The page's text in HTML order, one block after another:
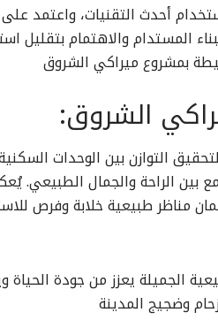
أحدث التقنيات، واعتمد
المستدام والاهتمام بتقليل
بمشروع ميراكي الشروق
الشروق:
التوازن بين الوحدات
بين الراحة والجمال الطبيعي.
مناظر طبيعية خلابة وفرص
الجميلة يعزز من جودة الحياة
وضجيج المدينة